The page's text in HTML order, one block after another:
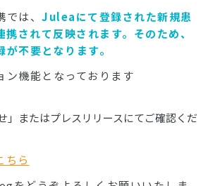
は、 Juleaにて登録された新規患
されて反映されます。そのため、
不要となります。
機能となっております
」またはプレスリリースにてご確認くだ
ちら